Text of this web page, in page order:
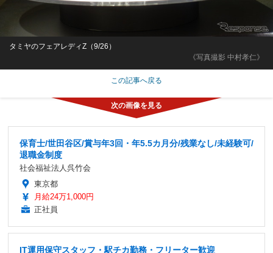
《写真撮影 中村孝仁》
タミヤのフェアレディZ（9/26）
この記事へ戻る
保育士/世田谷区/賞与年3回・年5.5カ月分/残業なし/未経験可/
退職金制度
社会福祉法人呉竹会
東京都
月給24万1,000円
正社員
IT運用保守スタッフ・駅チカ勤務・フリーター歓迎